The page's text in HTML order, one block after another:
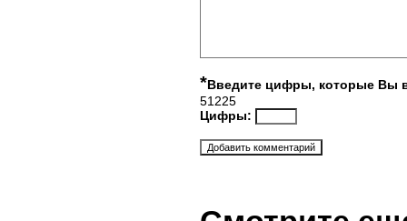
*Введите цифры, которые Вы
51225
Цифры: